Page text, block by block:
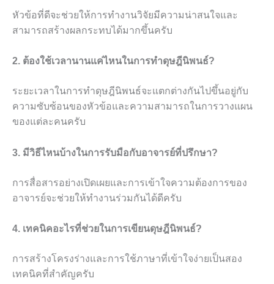
หัวข้อที่ดีจะช่วยให้การทำงานวิจัยมีความน่าสนใจและ
สามารถสร้างผลกระทบได้มากขึ้นครับ
2. ต้องใช้เวลานานแค่ไหนในการทำดุษฎีนิพนธ์?
ระยะเวลาในการทำดุษฎีนิพนธ์จะแตกต่างกันไปขึ้นอยู่กับ
ความซับซ้อนของหัวข้อและความสามารถในการวางแผน
ของแต่ละคนครับ
3. มีวิธีไหนบ้างในการรับมือกับอาจารย์ที่ปรึกษา?
การสื่อสารอย่างเปิดเผยและการเข้าใจความต้องการของ
อาจารย์จะช่วยให้ทำงานร่วมกันได้ดีครับ
4. เทคนิคอะไรที่ช่วยในการเขียนดุษฎีนิพนธ์?
การสร้างโครงร่างและการใช้ภาษาที่เข้าใจง่ายเป็นสอง
เทคนิคที่สำคัญครับ